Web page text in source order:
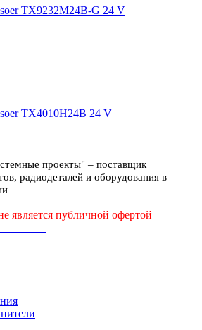
TX9232M24B-G 24 V
TX4010H24B 24 V
проекты" – поставщик
радиодеталей и оборудования в
является публичной офертой